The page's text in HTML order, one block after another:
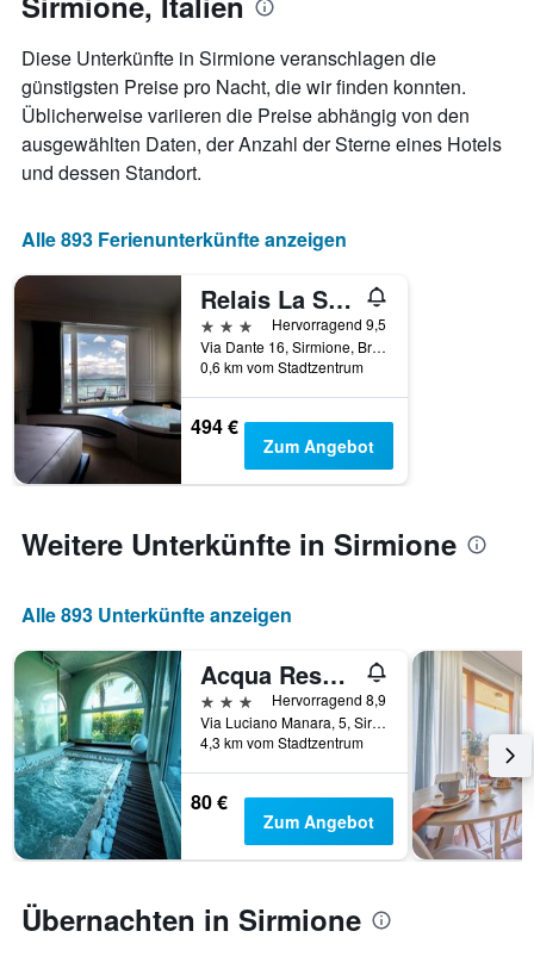
anzeigt.
rückt.
Diagramm
hat
1
X-
Achse,
die
der
Tage
dem
Aufenthalt
anzeigt
Das
Diagramm
hat
1
Y-
den
anzeigt
Diese Unterkünfte in Sirmione veranschlagen die
günstigsten Preise pro Nacht, die wir finden konnten.
Üblicherweise variieren die Preise abhängig von den
ausgewählten Daten, der Anzahl der Sterne eines Hotels
und dessen Standort.
Alle 893 Ferienunterkünfte anzeigen
Relais La Speranzina
3 Sterne
Hervorragend 9,5
Via Dante 16, Sirmione, Brescia, Italien
0,6 km vom Stadtzentrum
494 €
Zum Angebot
Weitere Unterkünfte in Sirmione
Alle 893 Unterkünfte anzeigen
Acqua Resorts
3 Sterne
Hervorragend 8,9
Via Luciano Manara, 5, Sirmione, Brescia, Italien
4,3 km vom Stadtzentrum
80 €
Zum Angebot
Übernachten in Sirmione